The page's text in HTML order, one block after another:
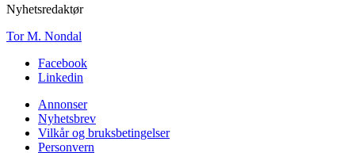
Nyhetsredaktør
Tor M. Nondal
Facebook
Linkedin
Annonser
Nyhetsbrev
Vilkår og bruksbetingelser
Personvern